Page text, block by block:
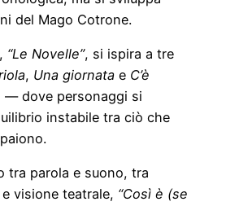
del Mago Cotrone.
“Le Novelle”, si ispira a tre
, Una giornata e C’è
— dove personaggi si
instabile tra ciò che
tra parola e suono, tra
visione teatrale, “Così è (se